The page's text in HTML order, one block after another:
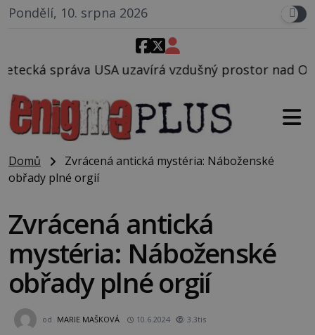
Pondělí, 10. srpna 2026
vzdušný prostor nad Oblastí 51, mohlo to
Domů
Zvrácená antická mystéria: Náboženské
obřady plné orgií
Zvrácená antická
mystéria: Náboženské
obřady plné orgií
od MARIE MAŠKOVÁ 10.6.2024 3.3tis